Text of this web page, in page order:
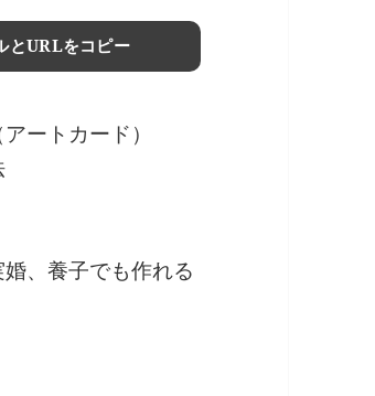
とURLをコピー
ートカード）
、養子でも作れる